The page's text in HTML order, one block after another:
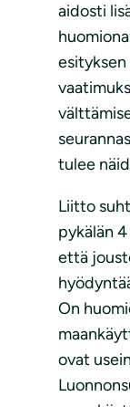
aidosti
tulee
Liitto
pykälän
että
On
ovat